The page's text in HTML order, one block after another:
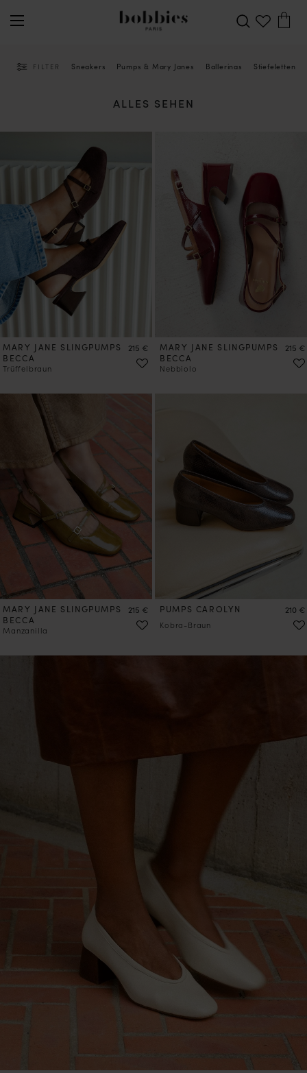
FILTER Sneakers Pumps & Mary Janes Ballerinas Stiefeletten
ALLES SEHEN
MARY JANE SLINGPUMPS
BECCA
Trüffelbraun
Preis
215 €
MARY JANE SLINGPUMPS
BECCA
Nebbiolo
Preis
215 €
MARY JANE SLINGPUMPS
BECCA
Manzanilla
Preis
215 €
VORBESTELLEN
PUMPS CAROLYN
Kobra-Braun
Preis
210 €